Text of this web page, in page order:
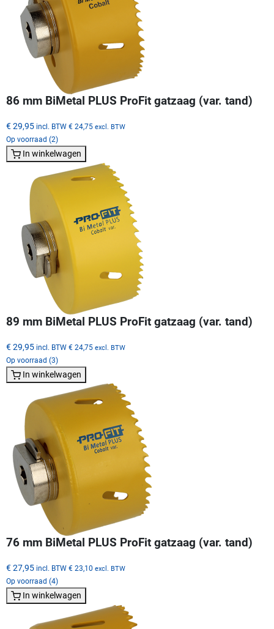
86 mm BiMetal PLUS ProFit gatzaag (var. tand)
€ 29,95 incl. BTW € 24,75 excl. BTW
Op voorraad (2)
In winkelwagen
89 mm BiMetal PLUS ProFit gatzaag (var. tand)
€ 29,95 incl. BTW € 24,75 excl. BTW
Op voorraad (3)
In winkelwagen
76 mm BiMetal PLUS ProFit gatzaag (var. tand)
€ 27,95 incl. BTW € 23,10 excl. BTW
Op voorraad (4)
In winkelwagen